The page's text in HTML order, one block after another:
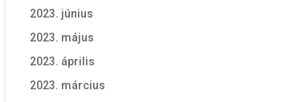
2023. június
2023. május
2023. április
2023. március